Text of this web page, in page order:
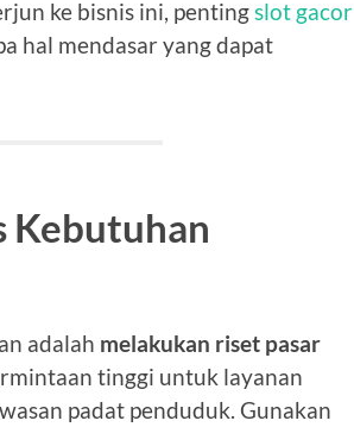
ke bisnis ini, penting slot gacor
hal mendasar yang dapat
Kebutuhan
adalah melakukan riset pasar
tinggi untuk layanan
padat penduduk. Gunakan